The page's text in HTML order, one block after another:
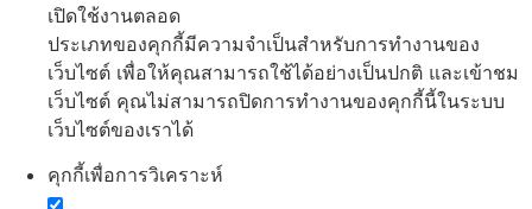
เปิดใช้งานตลอด
ประเภทของคุกกี้มีความจำเป็นสำหรับการทำงานของ
เว็บไซต์ เพื่อให้คุณสามารถใช้ได้อย่างเป็นปกติ และเข้าชม
เว็บไซต์ คุณไม่สามารถปิดการทำงานของคุกกี้นี้ในระบบ
เว็บไซต์ของเราได้
คุกกี้เพื่อการวิเคราะห์